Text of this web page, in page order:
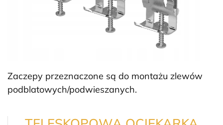
Zaczepy przeznaczone są do montażu zlewów
podblatowych/podwieszanych.